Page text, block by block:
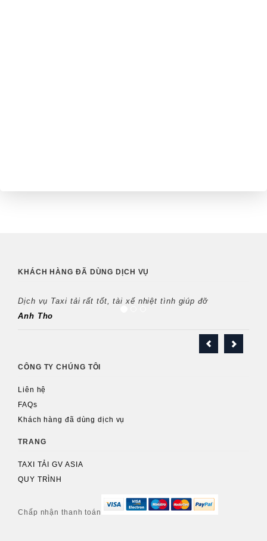
KHÁCH HÀNG ĐÃ DÙNG DỊCH VỤ
Dịch vụ Taxi tải rất tốt, tài xế nhiệt tình giúp đỡ
Anh Tho
CÔNG TY CHÚNG TÔI
Liên hệ
FAQs
Khách hàng đã dùng dịch vụ
TRANG
TAXI TẢI GV ASIA
QUY TRÌNH
Chấp nhận thanh toán